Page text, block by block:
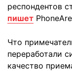
респондентов
пишет
Что
переработали
качество